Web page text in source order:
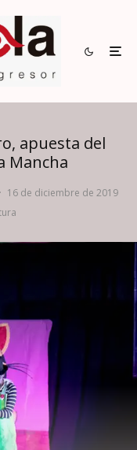
apuesta del
Mancha
· 16 de diciembre de 2019